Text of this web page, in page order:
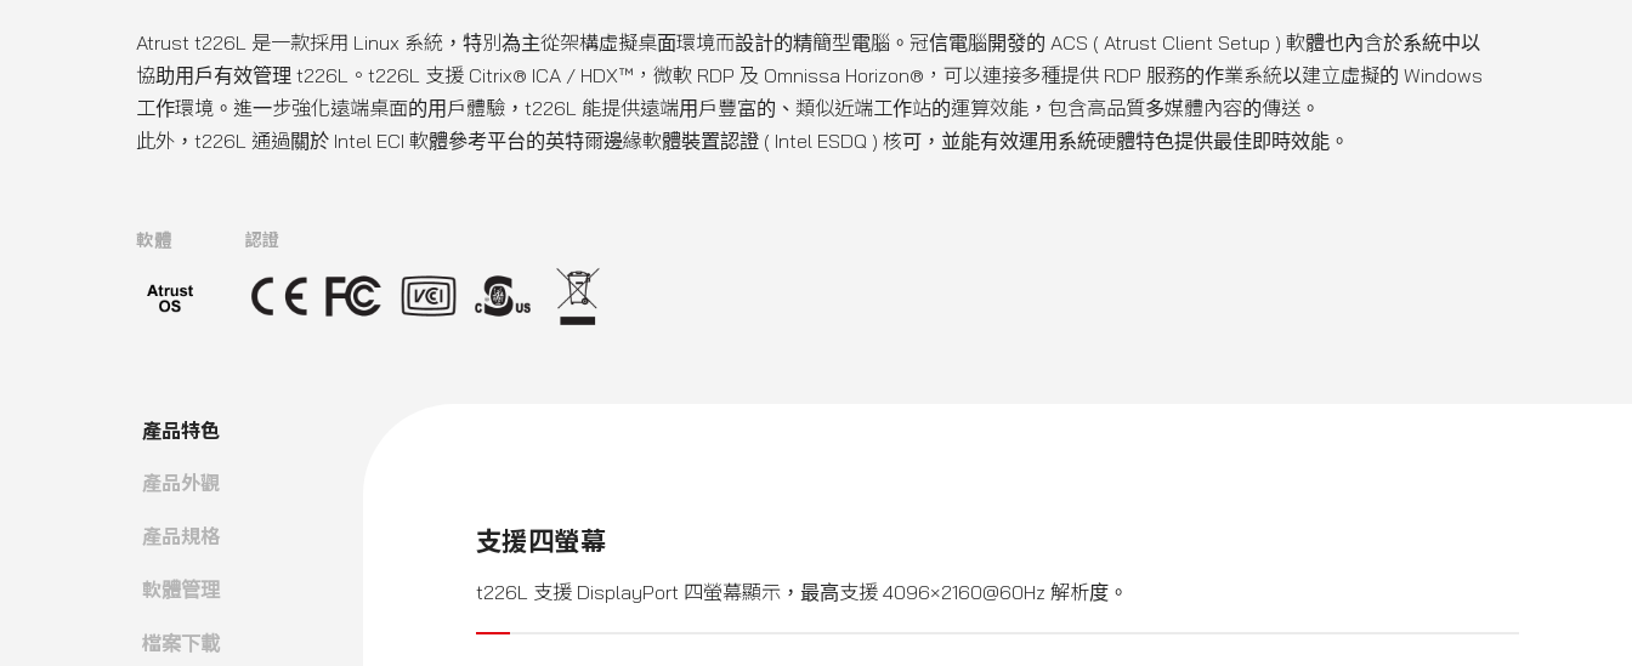
Atrust t226L 是一款採用 Linux 系統，特別為主從架構虛擬桌面環境而設計的精簡型電腦。冠信電腦開發的 ACS ( Atrust Client Setup ) 軟體也內含於系統中以
協助用戶有效管理 t226L。t226L 支援 Citrix® ICA / HDX™，微軟 RDP 及 Omnissa Horizon®，可以連接多種提供 RDP 服務的作業系統以建立虛擬的 Windows
工作環境。進一步強化遠端桌面的用戶體驗，t226L 能提供遠端用戶豐富的、類似近端工作站的運算效能，包含高品質多媒體內容的傳送。
此外，t226L 通過關於 Intel ECI 軟體參考平台的英特爾邊緣軟體裝置認證 ( Intel ESDQ ) 核可，並能有效運用系統硬體特色提供最佳即時效能。
軟體 認證
產品特色
產品外觀
產品規格
軟體管理
檔案下載
支援四螢幕
t226L 支援 DisplayPort 四螢幕顯示，最高支援 4096×2160@60Hz 解析度。